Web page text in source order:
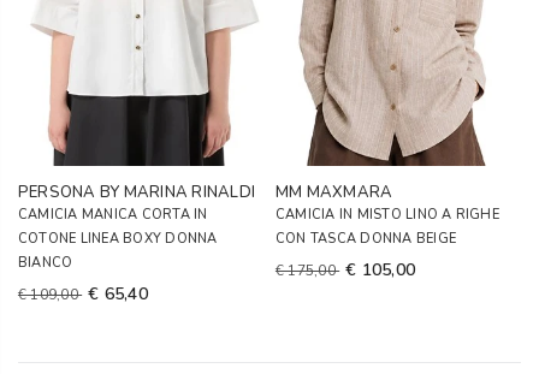
PERSONA BY MARINA RINALDI
CAMICIA MANICA CORTA IN
COTONE LINEA BOXY DONNA
BIANCO
€ 109,00 € 65,40
MM MAXMARA
CAMICIA IN MISTO LINO A RIGHE
CON TASCA DONNA BEIGE
€ 175,00 € 105,00